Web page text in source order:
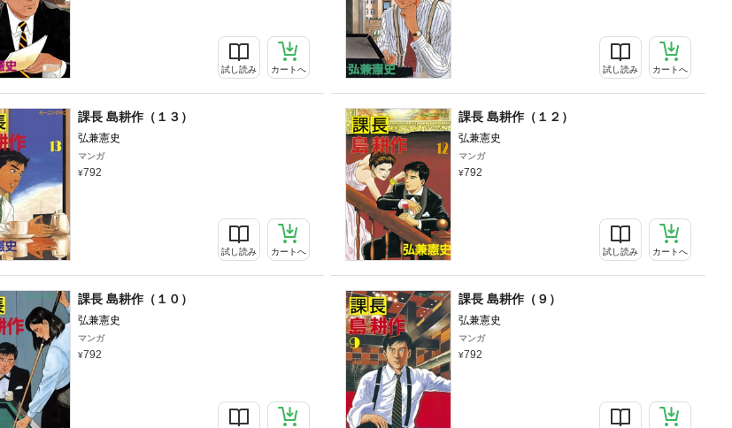
試し読み カートへ 試し読み カートへ
課長 島耕作（１３）
弘兼憲史
マンガ
792
試し読み カートへ
課長 島耕作（１２）
弘兼憲史
マンガ
792
試し読み カートへ
課長 島耕作（１０）
弘兼憲史
マンガ
792
課長 島耕作（９）
弘兼憲史
マンガ
792